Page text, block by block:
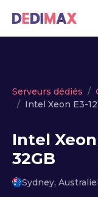
Serveurs dédiés
Intel Xeon E3-
Intel Xeon
32GB
Sydney, Australie